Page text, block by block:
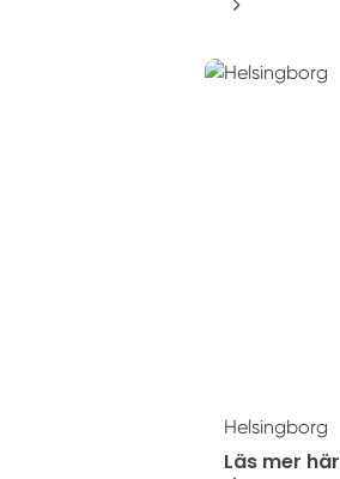
Helsingborg
Läs mer här